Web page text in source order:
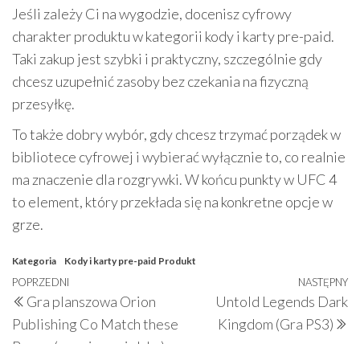
Jeśli zależy Ci na wygodzie, docenisz cyfrowy
charakter produktu w kategorii kody i karty pre-paid.
Taki zakup jest szybki i praktyczny, szczególnie gdy
chcesz uzupełnić zasoby bez czekania na fizyczną
przesyłkę.
To także dobry wybór, gdy chcesz trzymać porządek w
bibliotece cyfrowej i wybierać wyłącznie to, co realnie
ma znaczenie dla rozgrywki. W końcu punkty w UFC 4
to element, który przekłada się na konkretne opcje w
grze.
Kategoria Kody i karty pre-paid Produkt
Nawigacja
wpisu
Poprzedni
wpis
POPRZEDNI
Gra planszowa Orion
Publishing Co Match these
NASTĘPNY
Untold Legends Dark
Kingdom (Gra PS3)